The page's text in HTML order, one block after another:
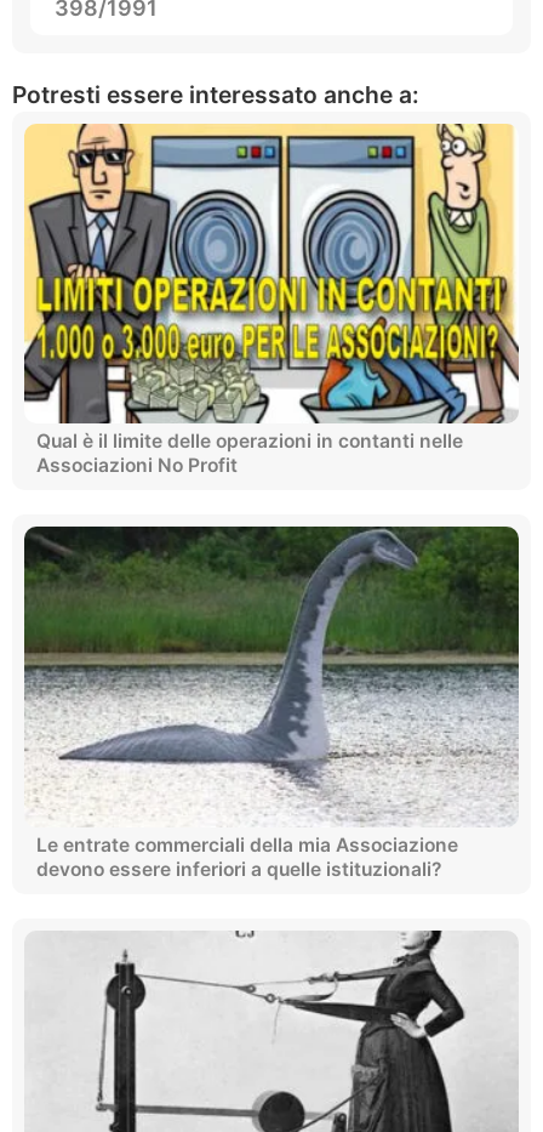
398/1991
Potresti essere interessato anche a:
Qual è il limite delle operazioni in contanti nelle
Associazioni No Profit
Le entrate commerciali della mia Associazione
devono essere inferiori a quelle istituzionali?